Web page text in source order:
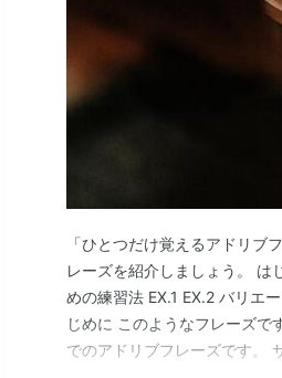
「ひとつだけ覚えるアドリ
レーズを紹介しましょう。 は
めの練習法 EX.1 EX.2 バリエ
じめに このようなフレーズ
でのアドリブフレーズです。